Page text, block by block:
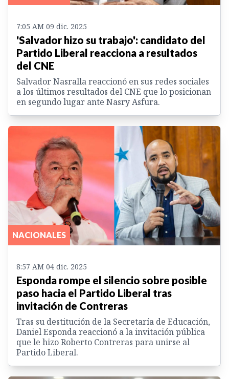
7:05 AM 09 dic. 2025
'Salvador hizo su trabajo': candidato del
Partido Liberal reacciona a resultados
del CNE
Salvador Nasralla reaccionó en sus redes sociales
a los últimos resultados del CNE que lo posicionan
en segundo lugar ante Nasry Asfura.
NACIONALES
8:57 AM 04 dic. 2025
Esponda rompe el silencio sobre posible
paso hacia el Partido Liberal tras
invitación de Contreras
Tras su destitución de la Secretaría de Educación,
Daniel Esponda reaccionó a la invitación pública
que le hizo Roberto Contreras para unirse al
Partido Liberal.